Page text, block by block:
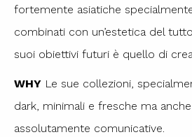
fortemente asiatiche
combinati con un’estetica del
suoi obiettivi futuri è quello di
WHY Le sue collezioni,
dark, minimali e fresche ma
assolutamente comunicative.